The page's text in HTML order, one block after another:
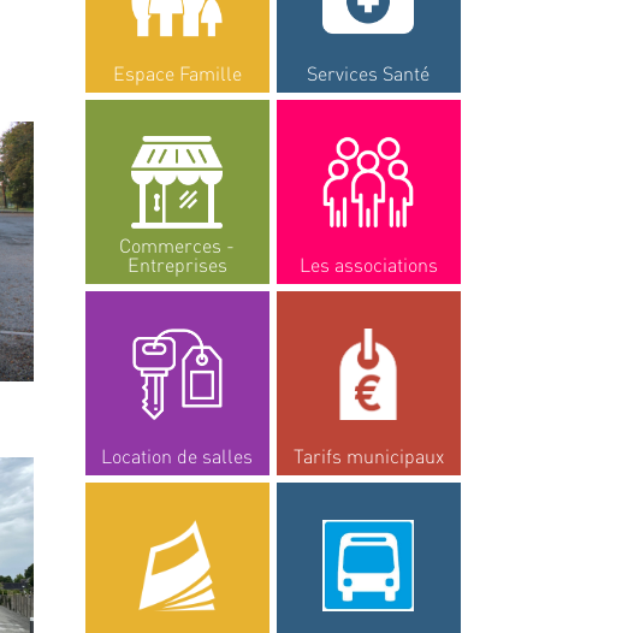
Espace Famille Services Santé
Commerces -
Entreprises Les associations
Location de salles Tarifs municipaux